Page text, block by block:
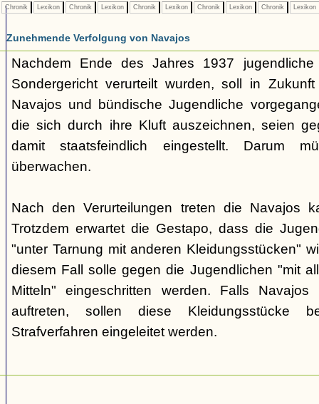
Chronik Lexikon Chronik Lexikon Chronik Lexikon Chronik Lexikon Chronik Lexikon
Zunehmende Verfolgung von Navajos
Nachdem Ende des Jahres 1937
Sondergericht verurteilt wurden, soll in
Navajos und bündische Jugendliche
die sich durch ihre Kluft auszeichnen, seien
damit staatsfeindlich eingestellt. Darum
überwachen.
Nach den Verurteilungen treten die Navajos
Trotzdem erwartet die Gestapo, dass die
"unter Tarnung mit anderen Kleidungsstücken"
diesem Fall solle gegen die Jugendlichen "mit
Mitteln" eingeschritten werden. Falls Navajos
auftreten, sollen diese Kleidungsstücke
Strafverfahren eingeleitet werden.